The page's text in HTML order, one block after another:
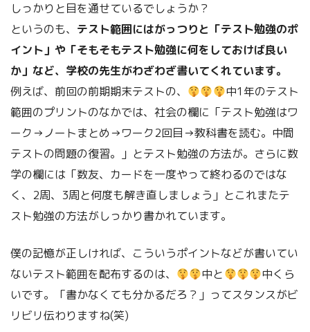
しっかりと目を通せているでしょうか？
というのも、 テスト範囲にはがっつりと「テスト勉強のポ
イント」や「そもそもテスト勉強に何をしておけば良い
か」など、学校の先生がわざわざ書いてくれています。
例えば、前回の前期期末テストの、
中1年のテスト
範囲のプリントのなかでは、社会の欄に「テスト勉強はワ
ーク→ノートまとめ→ワーク2回目→教科書を読む。中間
テストの問題の復習。」とテスト勉強の方法が。さらに数
学の欄には「数友、カードを一度やって終わるのではな
く、2周、3周と何度も解き直しましょう」とこれまたテ
スト勉強の方法がしっかり書かれています。
僕の記憶が正しければ、こういうポイントなどが書いてい
ないテスト範囲を配布するのは、
中と
中くら
いです。「書かなくても分かるだろ？」ってスタンスがビ
リビリ伝わりますね(笑)